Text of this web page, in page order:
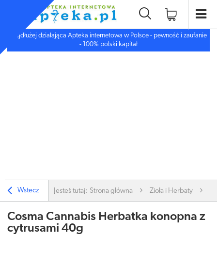
Najdłużej działająca Apteka internetowa w Polsce - pewność i zaufanie
- 100% polski kapitał
Wstecz Jesteś tutaj: Strona główna Zioła i Herbaty
Cosma Cannabis Herbatka konopna z
cytrusami 40g